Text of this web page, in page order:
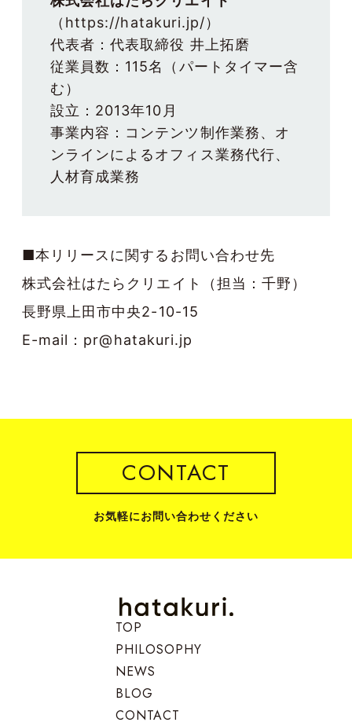
（ https://hatakuri.jp/）
代表者：代表取締役 井上拓磨
従業員数：115名（パートタイマー含
む）
設立：2013年10月
事業内容：コンテンツ制作業務、オ
ンラインによるオフィス業務代行、
■本リリースに関するお問い合わせ先
株式会社はたらクリエイト（担当：千野）
長野県上田市中央2-10-15
E-mail：pr@hatakuri.jp
CONTACT
お気軽にお問い合わせください
TOP
PHILOSOPHY
NEWS
BLOG
CONTACT